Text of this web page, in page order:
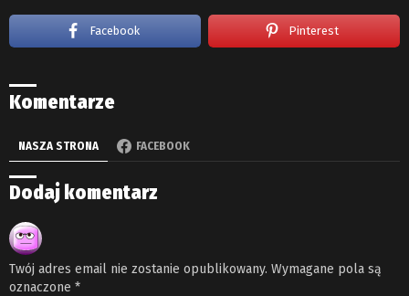
Facebook Pinterest
Komentarze
NASZA STRONA FACEBOOK
Dodaj komentarz
Twój adres email nie zostanie opublikowany. Wymagane pola są
oznaczone *